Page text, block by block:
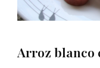
Arroz blanco